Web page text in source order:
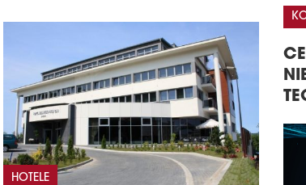
HOTELE
2026
22. KONFERENCJA
MAGAZYNÓW I LOGISTYKI W
REGIONIE CEE